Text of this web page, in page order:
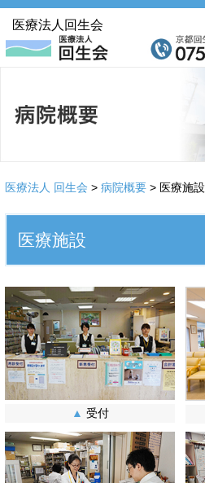
医療法人回生会
医療法人 回生会 > 病院概要 > 医療施設
医療施設
▲ 受付